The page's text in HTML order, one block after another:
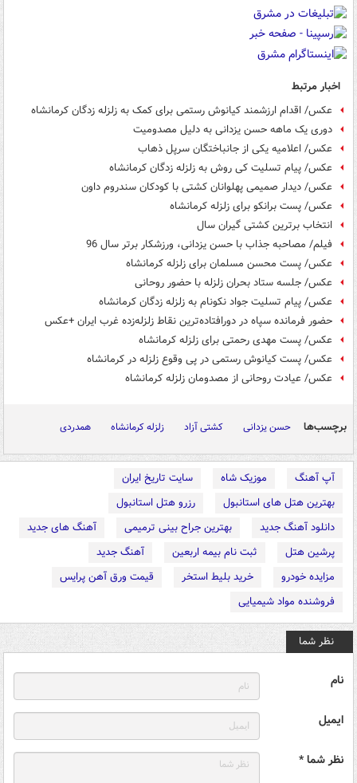
اخبار مرتبط
عکس/ اقدام ارزشمند کیانوش رستمی برای کمک به زلزله زدگان کرمانشاه
دوری یک ماهه حسن یزدانی به دلیل مصدومیت
عکس/ اعلامیه یکی از جانباختگان سرپل ذهاب
عکس/ پیام تسلیت کی روش به زلزله زدگان کرمانشاه
عکس/ دیدار صمیمی پهلوانان کشتی با کودکان سندروم داون
عکس/ پست برانکو برای زلزله کرمانشاه
انتخاب برترین کشتی گیران سال
فیلم/ مصاحبه جذاب با حسن یزدانی، ورزشکار برتر سال 96
عکس/ پست محسن مسلمان برای زلزله کرمانشاه
عکس/ جلسه ستاد بحران زلزله با حضور روحانی
عکس/ پیام تسلیت جواد نکونام به زلزله زدگان کرمانشاه
حضور فرمانده سپاه در دورافتاده‌ترین نقاط زلزله‌زده غرب ایران +عکس
عکس/ پست مهدی رحمتی برای زلزله کرمانشاه
عکس/ پست کیانوش رستمی در پی وقوع زلزله در کرمانشاه
عکس/ عیادت روحانی از مصدومان زلزله کرمانشاه
برچسب‌ها حسن یزدانی کشتی آزاد زلزله کرمانشاه همدردی
آپ آهنگ موزیک شاه
سایت تاریخ ایران
بهترین هتل های استانبول
رزرو هتل استانبول
دانلود آهنگ جدید
بهترین جراح بینی ترمیمی
آهنگ های جدید
پرشین هتل
ثبت نام بیمه اربعین
آهنگ جدید
مزایده خودرو
خرید بلیط استخر
قیمت ورق آهن پرایس
فروشنده مواد شیمیایی
نظر شما
نام
ایمیل
نظر شما *